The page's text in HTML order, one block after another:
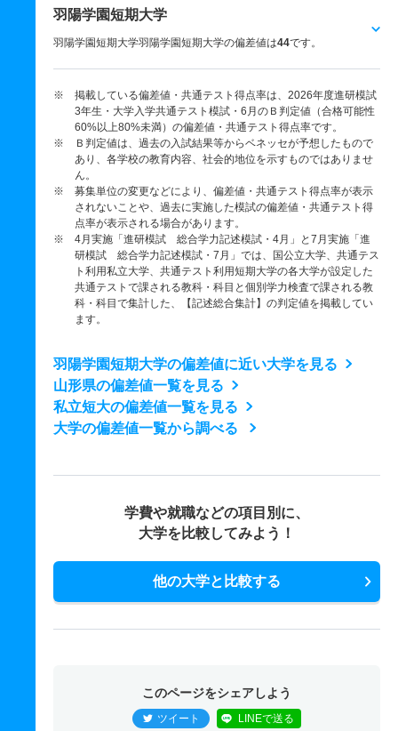
羽陽学園短期大学
羽陽学園短期大学羽陽学園短期大学の偏差値は44です。
※ 掲載している偏差値・共通テスト得点率は、2026年度進研模試
3年生・大学入学共通テスト模試・6月のＢ判定値（合格可能性
60%以上80%未満）の偏差値・共通テスト得点率です。
※ Ｂ判定値は、過去の入試結果等からベネッセが予想したもので
あり、各学校の教育内容、社会的地位を示すものではありませ
ん。
※ 募集単位の変更などにより、偏差値・共通テスト得点率が表示
されないことや、過去に実施した模試の偏差値・共通テスト得
点率が表示される場合があります。
※ 4月実施「進研模試 総合学力記述模試・4月」と7月実施「進
研模試 総合学力記述模試・7月」では、国公立大学、共通テス
ト利用私立大学、共通テスト利用短期大学の各大学が設定した
共通テストで課される教科・科目と個別学力検査で課される教
科・科目で集計した、【記述総合集計】の判定値を掲載してい
ます。
羽陽学園短期大学の偏差値に近い大学を見る
山形県の偏差値一覧を見る
私立短大の偏差値一覧を見る
大学の偏差値一覧から調べる
学費や就職などの項目別に、
大学を比較してみよう！
他の大学と比較する
このページをシェアしよう
ツイート LINEで送る